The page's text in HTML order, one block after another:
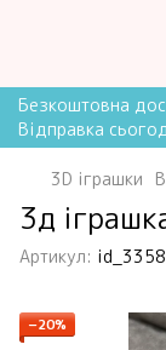
Безкоштовна
Відправка
3D іграшки
3д
Артикул: id_3358
−20%